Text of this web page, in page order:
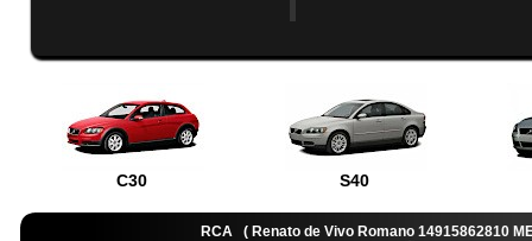
C30 S40
RCA ( Renato de Vivo Romano